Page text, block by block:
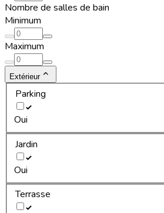
Nombre de salles de bain
Minimum
Maximum
Extérieur
Parking
Oui
Jardin
Oui
Terrasse